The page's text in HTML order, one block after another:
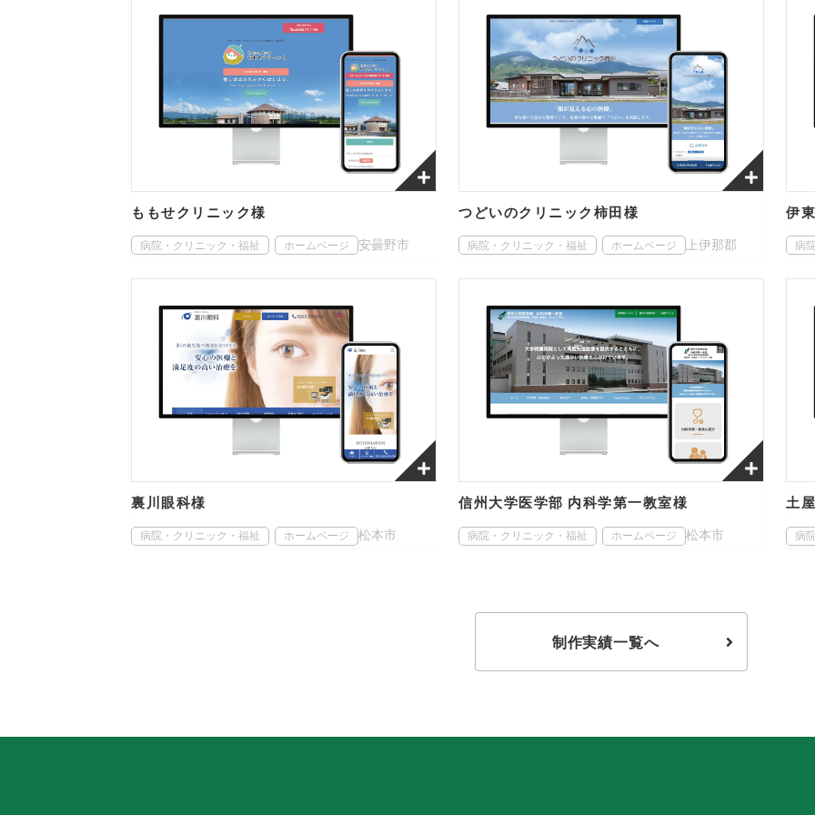
ももせクリニック様
病院・クリニック・福祉 ホームページ 安曇野市
つどいのクリニック柿田様
病院・クリニック・福祉 ホームページ 上伊那郡
伊
病
裏川眼科様
病院・クリニック・福祉 ホームページ 松本市
信州大学医学部 内科学第一教室様
病院・クリニック・福祉 ホームページ 松本市
土
病
制作実績一覧へ